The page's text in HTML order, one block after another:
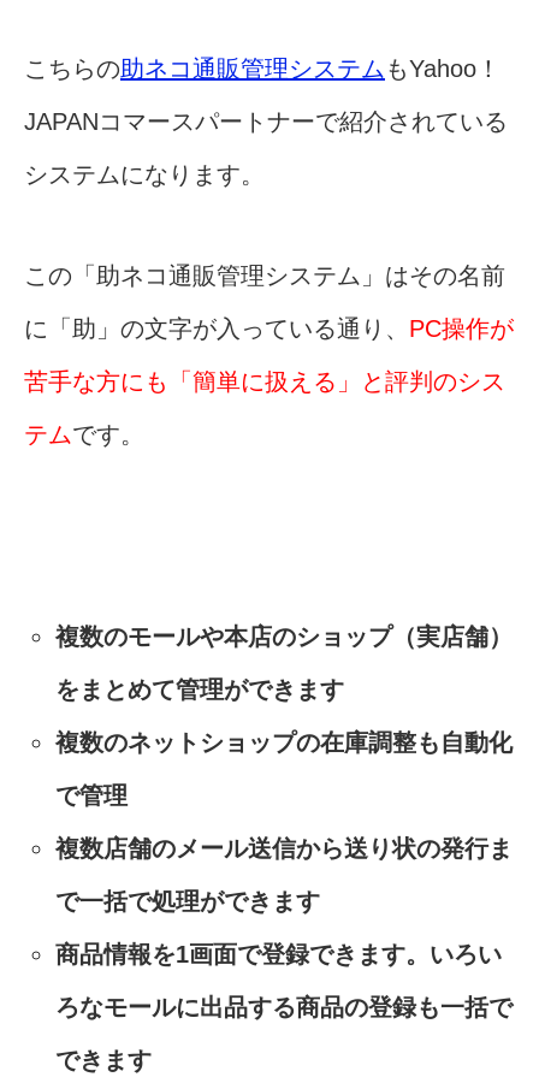
こちらの助ネコ通販管理システム もYahoo！
JAPANコマースパートナーで紹介されている
システムになります。
この「助ネコ通販管理システム」はその名前
に「助」の文字が入っている通り、 PC操作が
苦手な方にも「簡単に扱える」と評判のシス
テムです。
複数のモールや本店のショップ（実店舗）
をまとめて管理ができます
複数のネットショップの在庫調整も自動化
で管理
複数店舗のメール送信から送り状の発行ま
で一括で処理ができます
商品情報を1画面で登録できます。いろい
ろなモールに出品する商品の登録も一括で
できます